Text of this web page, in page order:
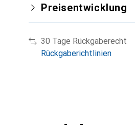
Preisentwicklung
30 Tage Rückgaberecht
Rückgaberichtlinien